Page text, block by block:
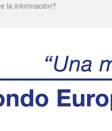
la información?